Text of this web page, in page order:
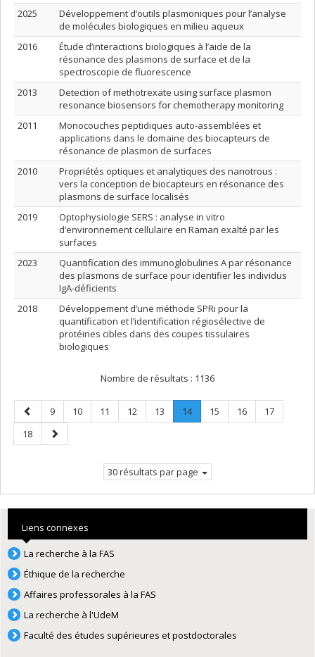
2025
Développement d’outils plasmoniques pour l’analyse
de molécules biologiques en milieu aqueux
2016
Étude d’interactions biologiques à l’aide de la
résonance des plasmons de surface et de la
spectroscopie de fluorescence
2013
Detection of methotrexate using surface plasmon
resonance biosensors for chemotherapy monitoring
2011
Monocouches peptidiques auto-assemblées et
applications dans le domaine des biocapteurs de
résonance de plasmon de surfaces
2010
Propriétés optiques et analytiques des nanotrous :
vers la conception de biocapteurs en résonance des
plasmons de surface localisés
2019
Optophysiologie SERS : analyse in vitro
d’environnement cellulaire en Raman exalté par les
surfaces
2023
Quantification des immunoglobulines A par résonance
des plasmons de surface pour identifier les individus
IgA-déficients
2018
Développement d’une méthode SPRi pour la
quantification et l’identification régiosélective de
protéines cibles dans des coupes tissulaires
biologiques
Nombre de résultats : 1136
Page
précédente
Page
9 Page
10 Page
11 Page
12 Page
13 Page
14.
Page
Page
15 Page
16 Page
17
Page
18
Page
suivante
30 résultats par page
Liens connexes
La recherche à la FAS
Éthique de la recherche
Affaires professorales à la FAS
La recherche à l'UdeM
Faculté des études supérieures et postdoctorales